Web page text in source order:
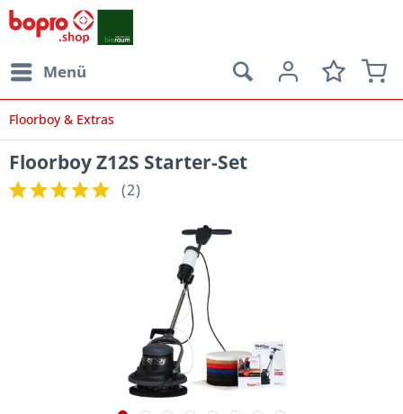
Menü
Floorboy & Extras
Floorboy Z12S Starter-Set
(2)